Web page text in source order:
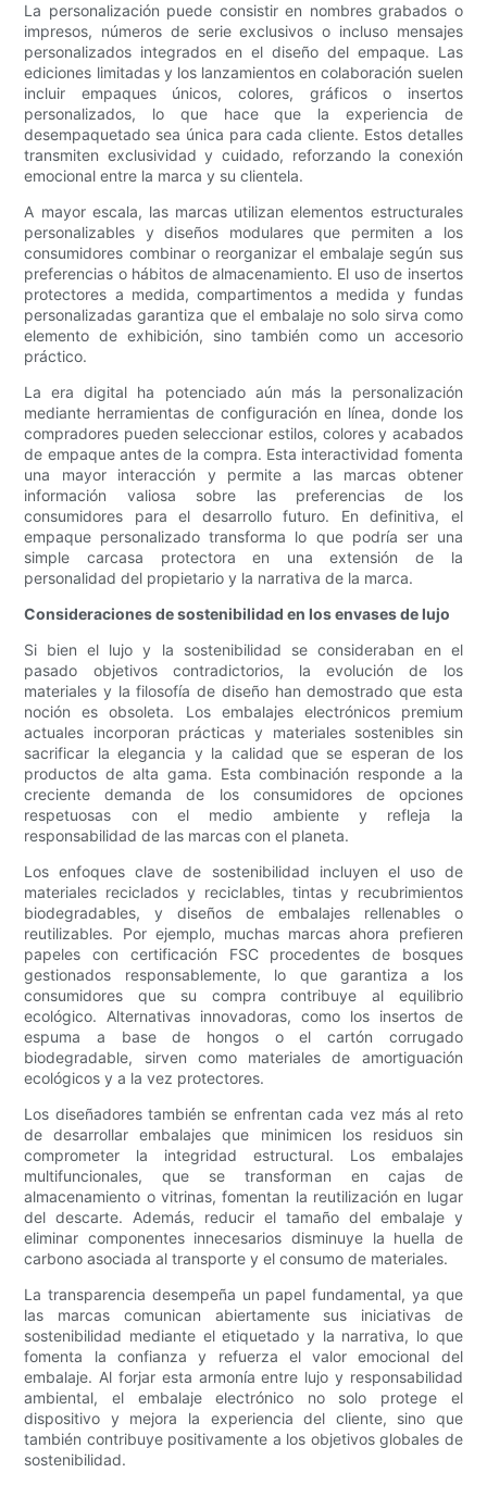
La personalización puede consistir en nombres grabados o
impresos, números de serie exclusivos o incluso mensajes
personalizados integrados en el diseño del empaque. Las
ediciones limitadas y los lanzamientos en colaboración suelen
incluir empaques únicos, colores, gráficos o insertos
personalizados, lo que hace que la experiencia de
desempaquetado sea única para cada cliente. Estos detalles
transmiten exclusividad y cuidado, reforzando la conexión
emocional entre la marca y su clientela.
A mayor escala, las marcas utilizan elementos estructurales
personalizables y diseños modulares que permiten a los
consumidores combinar o reorganizar el embalaje según sus
preferencias o hábitos de almacenamiento. El uso de insertos
protectores a medida, compartimentos a medida y fundas
personalizadas garantiza que el embalaje no solo sirva como
elemento de exhibición, sino también como un accesorio
práctico.
La era digital ha potenciado aún más la personalización
mediante herramientas de configuración en línea, donde los
compradores pueden seleccionar estilos, colores y acabados
de empaque antes de la compra. Esta interactividad fomenta
una mayor interacción y permite a las marcas obtener
información valiosa sobre las preferencias de los
consumidores para el desarrollo futuro. En definitiva, el
empaque personalizado transforma lo que podría ser una
simple carcasa protectora en una extensión de la
personalidad del propietario y la narrativa de la marca.
Consideraciones de sostenibilidad en los envases de lujo
Si bien el lujo y la sostenibilidad se consideraban en el
pasado objetivos contradictorios, la evolución de los
materiales y la filosofía de diseño han demostrado que esta
noción es obsoleta. Los embalajes electrónicos premium
actuales incorporan prácticas y materiales sostenibles sin
sacrificar la elegancia y la calidad que se esperan de los
productos de alta gama. Esta combinación responde a la
creciente demanda de los consumidores de opciones
respetuosas con el medio ambiente y refleja la
responsabilidad de las marcas con el planeta.
Los enfoques clave de sostenibilidad incluyen el uso de
materiales reciclados y reciclables, tintas y recubrimientos
biodegradables, y diseños de embalajes rellenables o
reutilizables. Por ejemplo, muchas marcas ahora prefieren
papeles con certificación FSC procedentes de bosques
gestionados responsablemente, lo que garantiza a los
consumidores que su compra contribuye al equilibrio
ecológico. Alternativas innovadoras, como los insertos de
espuma a base de hongos o el cartón corrugado
biodegradable, sirven como materiales de amortiguación
ecológicos y a la vez protectores.
Los diseñadores también se enfrentan cada vez más al reto
de desarrollar embalajes que minimicen los residuos sin
comprometer la integridad estructural. Los embalajes
multifuncionales, que se transforman en cajas de
almacenamiento o vitrinas, fomentan la reutilización en lugar
del descarte. Además, reducir el tamaño del embalaje y
eliminar componentes innecesarios disminuye la huella de
carbono asociada al transporte y el consumo de materiales.
La transparencia desempeña un papel fundamental, ya que
las marcas comunican abiertamente sus iniciativas de
sostenibilidad mediante el etiquetado y la narrativa, lo que
fomenta la confianza y refuerza el valor emocional del
embalaje. Al forjar esta armonía entre lujo y responsabilidad
ambiental, el embalaje electrónico no solo protege el
dispositivo y mejora la experiencia del cliente, sino que
también contribuye positivamente a los objetivos globales de
sostenibilidad.